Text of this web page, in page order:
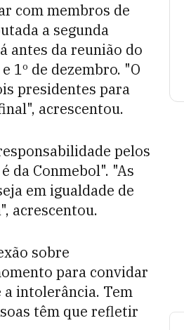
com membros de
a segunda
antes da reunião do
1º de dezembro. "O
presidentes para
acrescentou.
pelos
da Conmebol". "As
em igualdade de
acrescentou.
sobre
para convidar
a intolerância. Tem
têm que refletir